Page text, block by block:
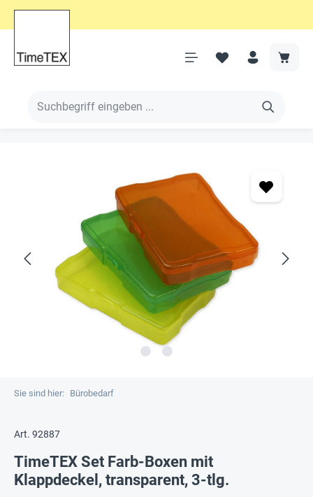
Sie sind hier: Bürobedarf
Art. 92887
TimeTEX Set Farb-Boxen mit
Klappdeckel, transparent, 3-tlg.